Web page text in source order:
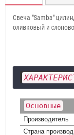
Свеча "Samba"
оливковый и
Основные
Производитель
Страна